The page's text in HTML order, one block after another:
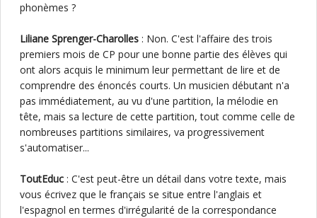
phonèmes ?
Liliane Sprenger-Charolles : Non. C'est l'affaire des trois
premiers mois de CP pour une bonne partie des élèves qui
ont alors acquis le minimum leur permettant de lire et de
comprendre des énoncés courts. Un musicien débutant n'a
pas immédiatement, au vu d'une partition, la mélodie en
tête, mais sa lecture de cette partition, tout comme celle de
nombreuses partitions similaires, va progressivement
s'automatiser...
ToutEduc : C'est peut-être un détail dans votre texte, mais
vous écrivez que le français se situe entre l'anglais et
l'espagnol en termes d'irrégularité de la correspondance